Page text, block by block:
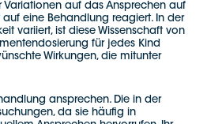
Variationen auf das Ansprechen auf
eine Behandlung reagiert. In der
variiert, ist diese Wissenschaft von
für jedes Kind
Wirkungen, die mitunter
ansprechen. Die in der
da sie häufig in